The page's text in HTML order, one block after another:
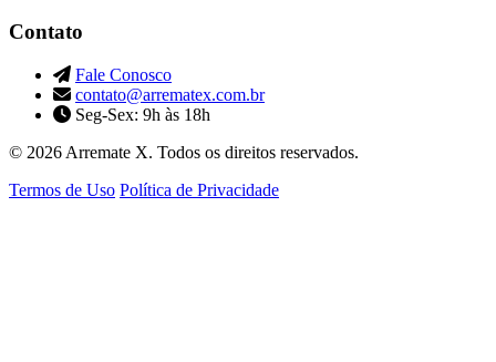
Contato
Fale Conosco
contato@arrematex.com.br
Seg-Sex: 9h às 18h
© 2026 Arremate X. Todos os direitos reservados.
Termos de Uso Política de Privacidade